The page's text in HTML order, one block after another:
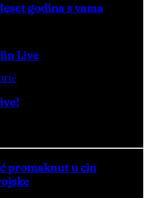
godina s vama
Live
promaknut u čin